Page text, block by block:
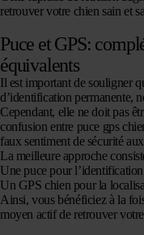
retrouver votre chien sain et
Puce et GPS:
équivalents
Il est important de souligner
d’identification permanente,
Cependant, elle ne doit pas
confusion entre puce gps
faux sentiment de sécurité
La meilleure approche
Une puce pour
Un GPS chien pour la
Ainsi, vous bénéficiez à la
moyen actif de retrouver